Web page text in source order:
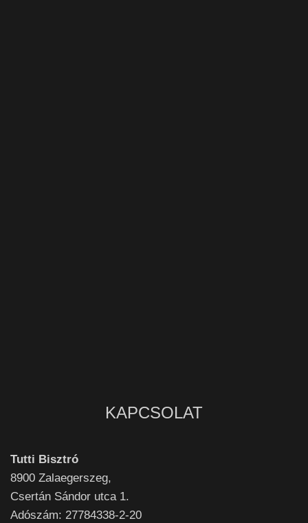
KAPCSOLAT
Tutti Bisztró
8900 Zalaegerszeg,
Csertán Sándor utca 1.
Adószám: 27784338-2-20